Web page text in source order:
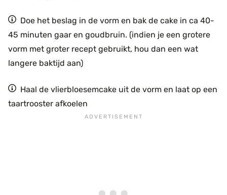
Doe het beslag in de vorm en bak de cake in ca 40-
45 minuten gaar en goudbruin. (indien je een grotere
vorm met groter recept gebruikt, hou dan een wat
langere baktijd aan)
Haal de vlierbloesemcake uit de vorm en laat op een
taartrooster afkoelen